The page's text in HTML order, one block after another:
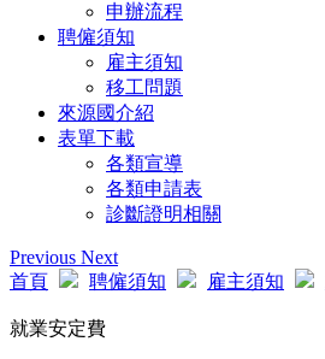
申辦流程
聘僱須知
雇主須知
移工問題
來源國介紹
表單下載
各類宣導
各類申請表
診斷證明相關
Previous Next
首頁
聘僱須知 雇主須知
就業安定費